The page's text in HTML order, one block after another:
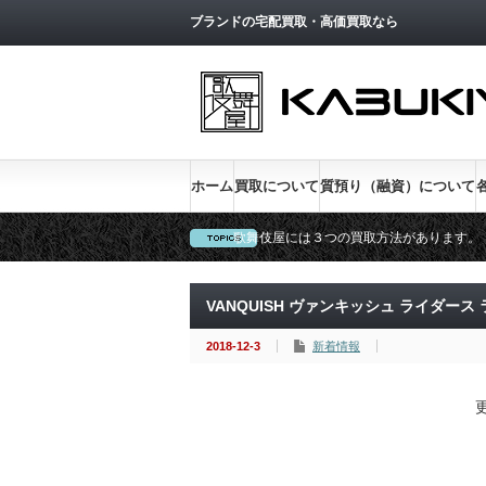
ブランドの宅配買取・高価買取なら
ホーム買取について質預り（融資）について
歌舞伎屋には３つの買取方法があります。
新宿低利息No.1、金利１％実施中
VANQUISH ヴァンキッシュ ライダース
2018-12-3 新着情報
トップページへ戻る